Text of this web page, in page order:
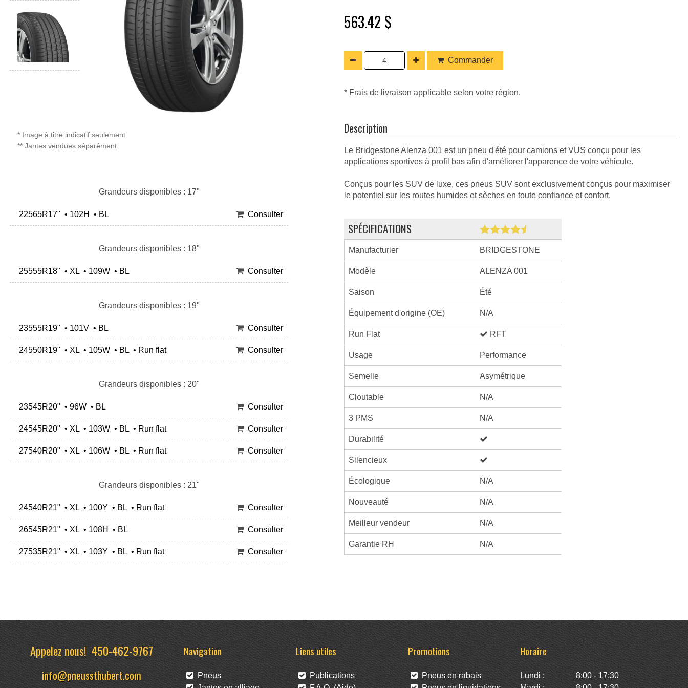
* Image à titre indicatif seulement
** Jantes vendues séparément
Grandeurs disponibles : 17"
22565R17" • 102H • BL Consulter
Grandeurs disponibles : 18"
25555R18" • XL • 109W • BL Consulter
Grandeurs disponibles : 19"
23555R19" • 101V • BL Consulter
24550R19" • XL • 105W • BL • Run flat Consulter
Grandeurs disponibles : 20"
23545R20" • 96W • BL Consulter
24545R20" • XL • 103W • BL • Run flat Consulter
27540R20" • XL • 106W • BL • Run flat Consulter
Grandeurs disponibles : 21"
24540R21" • XL • 100Y • BL • Run flat Consulter
26545R21" • XL • 108H • BL Consulter
27535R21" • XL • 103Y • BL • Run flat Consulter
563.42 $
Commander
* Frais de livraison applicable selon votre région.
Description
Le Bridgestone Alenza 001 est un pneu d'été pour camions et VUS conçu pour les
applications sportives à profil bas afin d'améliorer l'apparence de votre véhicule.
Conçus pour les SUV de luxe, ces pneus SUV sont exclusivement conçus pour maximiser
le potentiel sur les routes humides et sèches en toute confiance et confort.
SPÉCIFICATIONS
Manufacturier BRIDGESTONE
Modèle ALENZA 001
Saison Été
Équipement d'origine (OE) N/A
Run Flat RFT
Usage Performance
Semelle Asymétrique
Cloutable N/A
3 PMS N/A
Durabilité
Silencieux
Écologique N/A
Nouveauté N/A
Meilleur vendeur N/A
Garantie RH N/A
Appelez nous!450-462-9767
info@pneussthubert.com
Navigation
Pneus
Liens utiles
Publications
Promotions
Pneus en rabais
Horaire
Lundi :
8:00 - 17:30